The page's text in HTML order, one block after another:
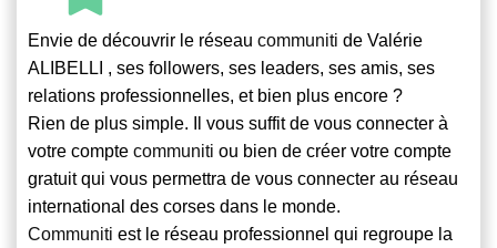
Envie de découvrir le réseau communiti de Valérie
ALIBELLI , ses followers, ses leaders, ses amis, ses
relations professionnelles, et bien plus encore ?
Rien de plus simple. Il vous suffit de vous connecter à
votre compte communiti ou bien de créer votre compte
gratuit qui vous permettra de vous connecter au réseau
international des corses dans le monde.
Communiti est le réseau professionnel qui regroupe la